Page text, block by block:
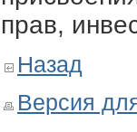
прав,
Назад
Версия